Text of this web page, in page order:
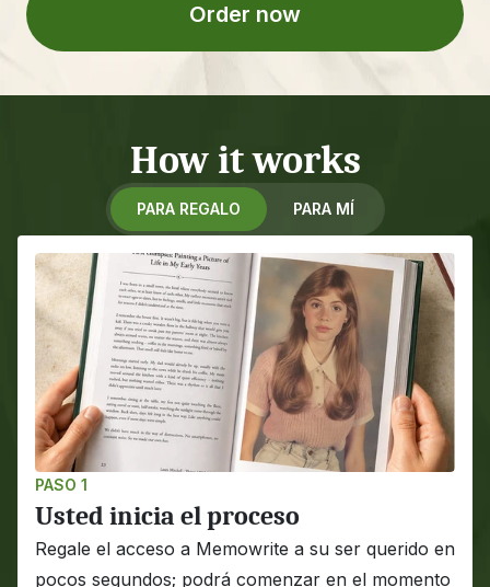
Order now
How it works
PARA REGALO PARA MÍ
PASO 1
Usted inicia el proceso
Regale el acceso a Memowrite a su ser querido en
pocos segundos; podrá comenzar en el momento